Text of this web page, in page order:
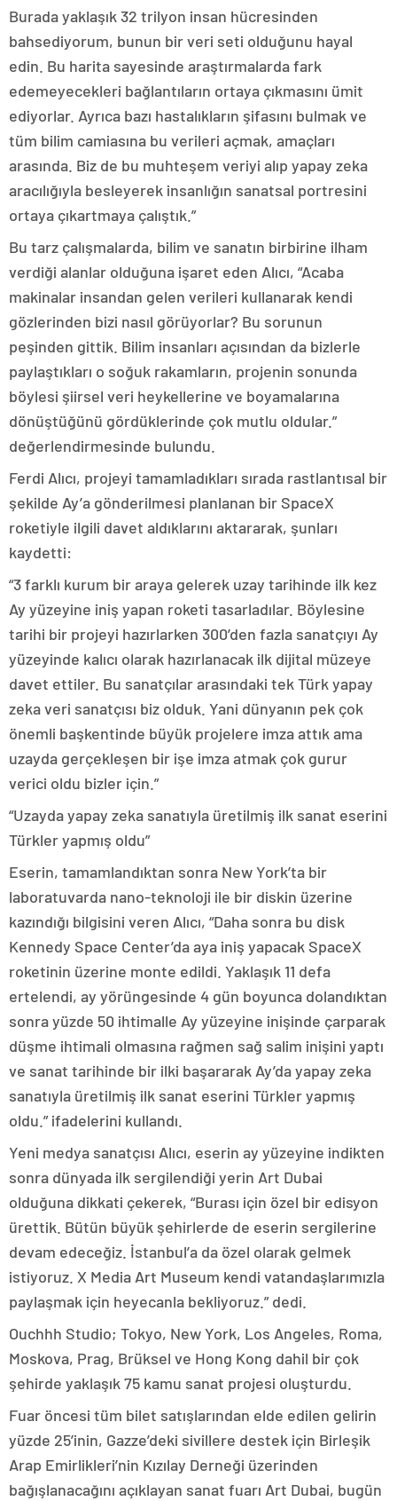
Burada yaklaşık 32 trilyon insan hücresinden
bahsediyorum, bunun bir veri seti olduğunu hayal
edin. Bu harita sayesinde araştırmalarda fark
edemeyecekleri bağlantıların ortaya çıkmasını ümit
ediyorlar. Ayrıca bazı hastalıkların şifasını bulmak ve
tüm bilim camiasına bu verileri açmak, amaçları
arasında. Biz de bu muhteşem veriyi alıp yapay zeka
aracılığıyla besleyerek insanlığın sanatsal portresini
ortaya çıkartmaya çalıştık.”
Bu tarz çalışmalarda, bilim ve sanatın birbirine ilham
verdiği alanlar olduğuna işaret eden Alıcı, “Acaba
makinalar insandan gelen verileri kullanarak kendi
gözlerinden bizi nasıl görüyorlar? Bu sorunun
peşinden gittik. Bilim insanları açısından da bizlerle
paylaştıkları o soğuk rakamların, projenin sonunda
böylesi şiirsel veri heykellerine ve boyamalarına
dönüştüğünü gördüklerinde çok mutlu oldular.”
değerlendirmesinde bulundu.
Ferdi Alıcı, projeyi tamamladıkları sırada rastlantısal bir
şekilde Ay’a gönderilmesi planlanan bir SpaceX
roketiyle ilgili davet aldıklarını aktararak, şunları
kaydetti:
“3 farklı kurum bir araya gelerek uzay tarihinde ilk kez
Ay yüzeyine iniş yapan roketi tasarladılar. Böylesine
tarihi bir projeyi hazırlarken 300’den fazla sanatçıyı Ay
yüzeyinde kalıcı olarak hazırlanacak ilk dijital müzeye
davet ettiler. Bu sanatçılar arasındaki tek Türk yapay
zeka veri sanatçısı biz olduk. Yani dünyanın pek çok
önemli başkentinde büyük projelere imza attık ama
uzayda gerçekleşen bir işe imza atmak çok gurur
verici oldu bizler için.”
“Uzayda yapay zeka sanatıyla üretilmiş ilk sanat eserini
Türkler yapmış oldu”
Eserin, tamamlandıktan sonra New York’ta bir
laboratuvarda nano-teknoloji ile bir diskin üzerine
kazındığı bilgisini veren Alıcı, “Daha sonra bu disk
Kennedy Space Center’da aya iniş yapacak SpaceX
roketinin üzerine monte edildi. Yaklaşık 11 defa
ertelendi, ay yörüngesinde 4 gün boyunca dolandıktan
sonra yüzde 50 ihtimalle Ay yüzeyine inişinde çarparak
düşme ihtimali olmasına rağmen sağ salim inişini yaptı
ve sanat tarihinde bir ilki başararak Ay’da yapay zeka
sanatıyla üretilmiş ilk sanat eserini Türkler yapmış
oldu.” ifadelerini kullandı.
Yeni medya sanatçısı Alıcı, eserin ay yüzeyine indikten
sonra dünyada ilk sergilendiği yerin Art Dubai
olduğuna dikkati çekerek, “Burası için özel bir edisyon
ürettik. Bütün büyük şehirlerde de eserin sergilerine
devam edeceğiz. İstanbul’a da özel olarak gelmek
istiyoruz. X Media Art Museum kendi vatandaşlarımızla
paylaşmak için heyecanla bekliyoruz.” dedi.
Ouchhh Studio; Tokyo, New York, Los Angeles, Roma,
Moskova, Prag, Brüksel ve Hong Kong dahil bir çok
şehirde yaklaşık 75 kamu sanat projesi oluşturdu.
Fuar öncesi tüm bilet satışlarından elde edilen gelirin
yüzde 25’inin, Gazze’deki sivillere destek için Birleşik
Arap Emirlikleri’nin Kızılay Derneği üzerinden
bağışlanacağını açıklayan sanat fuarı Art Dubai, bugün